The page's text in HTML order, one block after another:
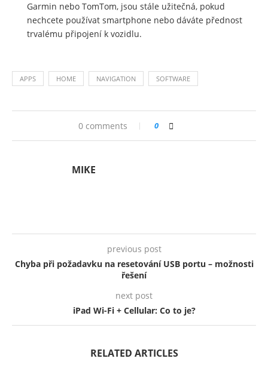
Garmin nebo TomTom, jsou stále užitečná, pokud
nechcete používat smartphone nebo dáváte přednost
trvalému připojení k vozidlu.
APPS HOME NAVIGATION SOFTWARE
0 comments 0
MIKE
previous post
Chyba při požadavku na resetování USB portu – možnosti
řešení
next post
iPad Wi-Fi + Cellular: Co to je?
RELATED ARTICLES